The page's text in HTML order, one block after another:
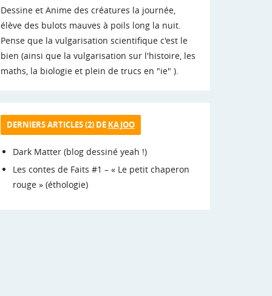
Dessine et Anime des créatures la journée,
élève des bulots mauves à poils long la nuit.
Pense que la vulgarisation scientifique c'est le
bien (ainsi que la vulgarisation sur l'histoire, les
maths, la biologie et plein de trucs en "ie" ).
DERNIERS ARTICLES (2) DE KAJOO
Dark Matter (blog dessiné yeah !)
Les contes de Faits #1 – « Le petit chaperon
rouge » (éthologie)